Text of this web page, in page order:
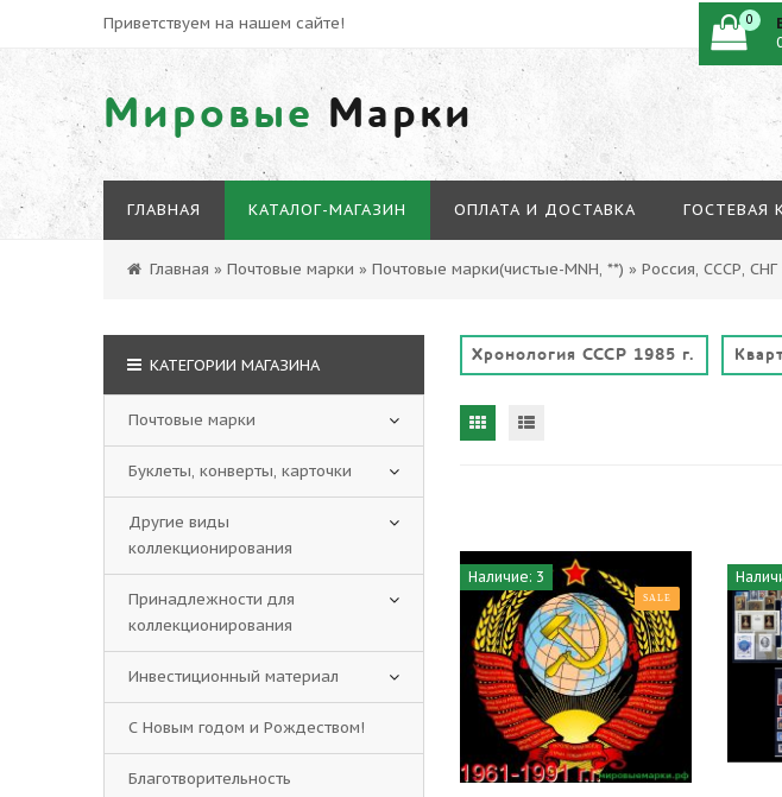
Приветствуем на нашем сайте!
Мировые Марки
0
ГЛАВНАЯ КАТАЛОГ-МАГАЗИН ОПЛАТА И ДОСТАВКА ГОСТЕВАЯ
Главная » Почтовые марки » Почтовые марки(чистые-MNH, **) » Россия, СССР, СНГ
Хронология СССР 1985 г.
Наличие: 3
SALE
КАТЕГОРИИ МАГАЗИНА
Почтовые марки
Буклеты, конверты, карточки
Другие виды
коллекционирования
Принадлежности для
коллекционирования
Инвестиционный материал
С Новым годом и Рождеством!
Благотворительность